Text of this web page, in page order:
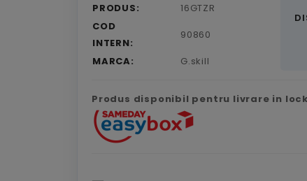
PRODUS:
16GTZR
COD
INTERN:
90860
MARCA:
G.skill
Produs disponibil pentru livrare in